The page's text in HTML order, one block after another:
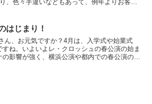
、色々手違いなどもあって、例年よりお客さ
はじまり！
ん、お元気ですか？4月は、入学式や始業式
ね。いよいよレ・クロッシュの春公演の始ま
の影響が強く、横浜公演や都内での春公演のほ